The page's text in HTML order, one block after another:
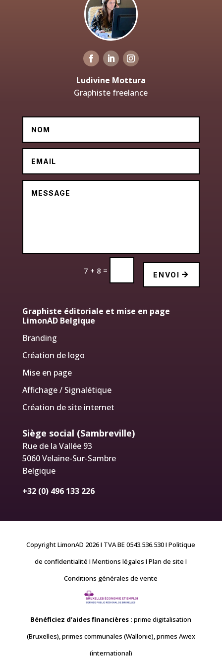
Ludivine Mottura
Graphiste freelance
7 + 8 = ENVOI
Graphiste éditoriale et mise en page
LimonAD Belgique
Branding
Création de logo
Mise en page
Affichage / Signalétique
Création de site internet
Siège social (Sambreville)
Rue de la Vallée 93
5060 Velaine-Sur-Sambre
Belgique
+32 (0) 496 133 226
Copyright LimonAD 2026 I TVA BE 0543.536.530I Politique
de confidentialité I Mentions légales I Plan de site I
Conditions générales de vente
Bénéficiez d’aides financières : prime digitalisation
(Bruxelles), primes communales (Wallonie), primes Awex
(international)